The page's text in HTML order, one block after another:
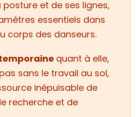
et de ses lignes,
essentiels dans
corps des danseurs.
quant à elle,
sans le travail au sol,
inépuisable de
recherche et de